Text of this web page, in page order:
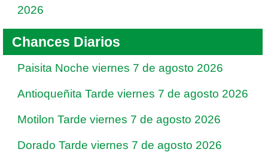
2026
Chances Diarios
Paisita Noche viernes 7 de agosto 2026
Antioqueñita Tarde viernes 7 de agosto 2026
Motilon Tarde viernes 7 de agosto 2026
Dorado Tarde viernes 7 de agosto 2026